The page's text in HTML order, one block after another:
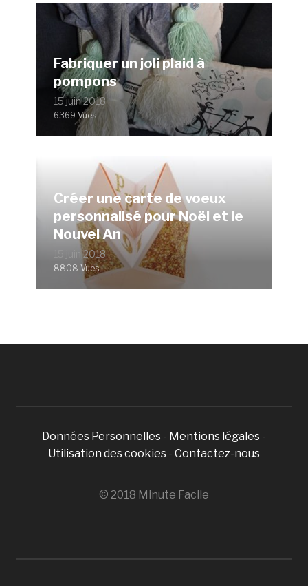
Fabriquer un joli plaid à
pompons
15 juin 2018
6369 Vues
Créer une carte de voeux
personnalisé pour Noël et le
Nouvel An
15 juin 2018
8808 Vues
Données Personnelles - Mentions légales -
Utilisation des cookies - Contactez-nous
© 2018 Minute Facile